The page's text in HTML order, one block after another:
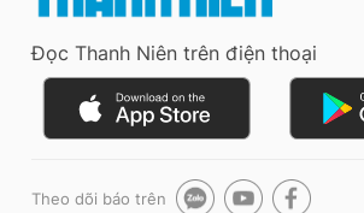
Đọc Thanh Niên trên điện thoại
Theo dõi báo trên